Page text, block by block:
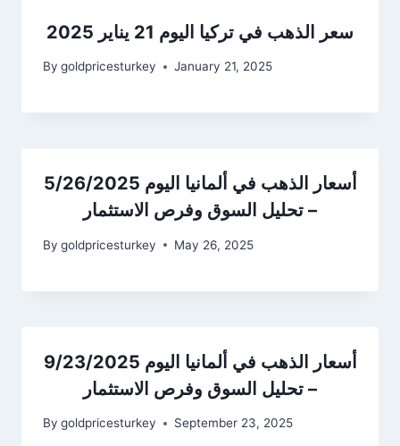
سعر الذهب في تركيا اليوم 21 يناير 2025
By goldpricesturkey January 21, 2025
أسعار الذهب في ألمانيا اليوم 5/26/2025
– تحليل السوق وفرص الاستثمار
By goldpricesturkey May 26, 2025
أسعار الذهب في ألمانيا اليوم 9/23/2025
– تحليل السوق وفرص الاستثمار
By goldpricesturkey September 23, 2025